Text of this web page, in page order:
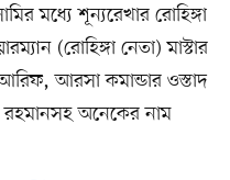
মধ্যে শূন্যরেখার রোহিঙ্গা
(রোহিঙ্গা নেতা) মাস্টার
আরসা কমান্ডার ওস্তাদ
অনেকের নাম